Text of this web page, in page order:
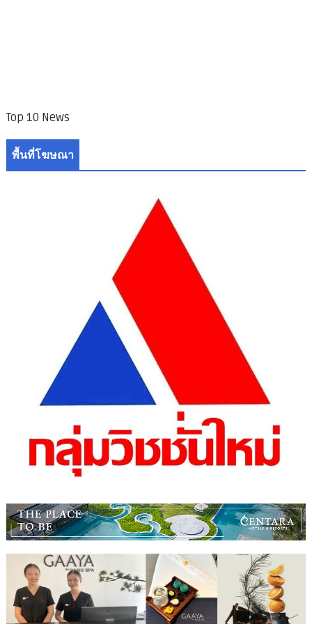
Top 10 News
พื้นที่โฆษณา